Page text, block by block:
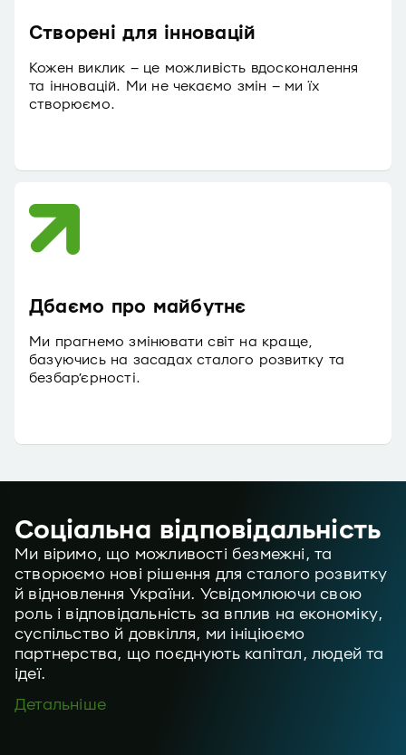
Створені для інновацій
Кожен виклик – це можливість вдосконалення
та інновацій. Ми не чекаємо змін – ми їх
створюємо.
Дбаємо про майбутнє
Ми прагнемо змінювати світ на краще,
базуючись на засадах сталого розвитку та
безбар’єрності.
Соціальна відповідальність
Ми віримо, що можливості безмежні, та
створюємо нові рішення для сталого розвитку
й відновлення України. Усвідомлюючи свою
роль і відповідальність за вплив на економіку,
суспільство й довкілля, ми ініціюємо
партнерства, що поєднують капітал, людей та
ідеї.
Детальніше